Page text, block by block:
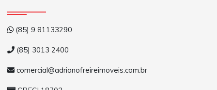
(85) 9 81133290
(85) 3013 2400
comercial@adrianofreireimoveis.com.br